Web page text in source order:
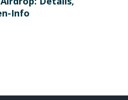
Info